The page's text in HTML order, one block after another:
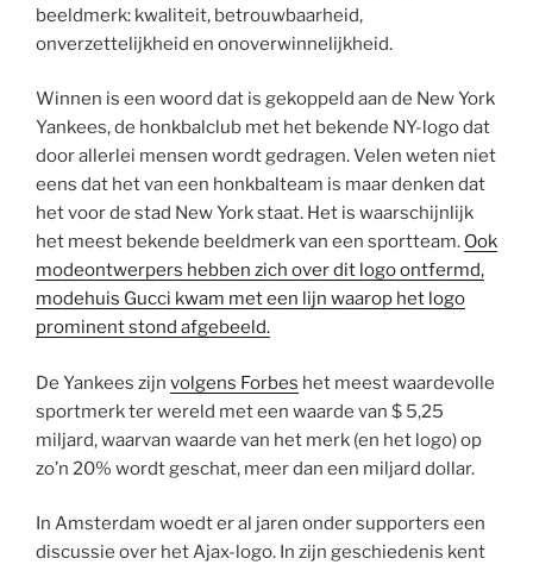
beeldmerk: kwaliteit, betrouwbaarheid,
onverzettelijkheid en onoverwinnelijkheid.
Winnen is een woord dat is gekoppeld aan de New York
Yankees, de honkbalclub met het bekende NY-logo dat
door allerlei mensen wordt gedragen. Velen weten niet
eens dat het van een honkbalteam is maar denken dat
het voor de stad New York staat. Het is waarschijnlijk
het meest bekende beeldmerk van een sportteam. Ook
modeontwerpers hebben zich over dit logo ontfermd,
modehuis Gucci kwam met een lijn waarop het logo
prominent stond afgebeeld.
De Yankees zijn volgens Forbes het meest waardevolle
sportmerk ter wereld met een waarde van $ 5,25
miljard, waarvan waarde van het merk (en het logo) op
zo’n 20% wordt geschat, meer dan een miljard dollar.
In Amsterdam woedt er al jaren onder supporters een
discussie over het Ajax-logo. In zijn geschiedenis kent